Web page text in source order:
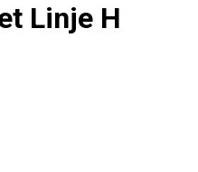
Linje H